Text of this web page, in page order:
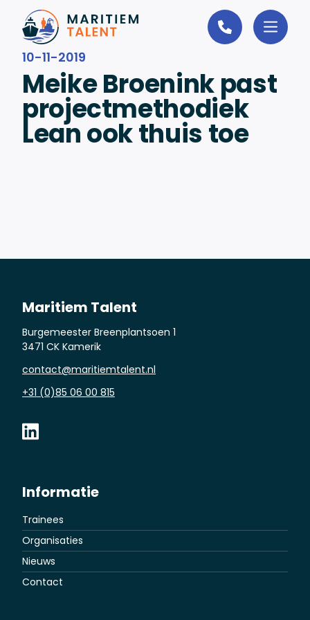
Ga naar de inhoud
10-11-2019
Meike Broenink past
projectmethodiek
Lean ook thuis toe
Informatie
Trainees
Organisaties
Nieuws
Contact
Maritiem Talent
Burgemeester Breenplantsoen 1
3471 CK Kamerik
contact@maritiemtalent.nl
+31 (0)85 06 00 815